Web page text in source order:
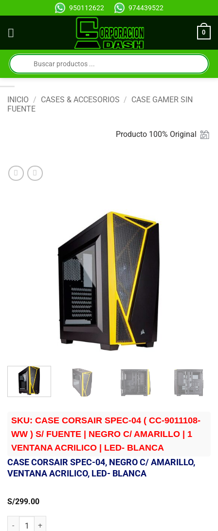
al
contenido
950112622 974439522
0
Búsqueda
de
productos
INICIO / CASES & ACCESORIOS / CASE GAMER SIN
FUENTE
Producto 100% Original
SKU: CASE CORSAIR SPEC-04 ( CC-9011108-
WW ) S/ FUENTE | NEGRO C/ AMARILLO | 1
VENTANA ACRILICO | LED- BLANCA
CASE CORSAIR SPEC-04, NEGRO C/ AMARILLO,
VENTANA ACRILICO, LED- BLANCA
S/299.00
CASE CORSAIR SPEC-04, NEGRO C/ AMARILLO, VENTANA